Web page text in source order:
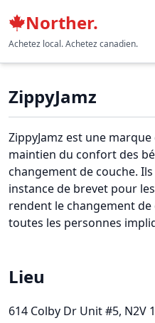
Norther.
Achetez local. Achetez canadien.
ZippyJamz
ZippyJamz est une
maintien du confort des
changement de couche.
instance de brevet pour
rendent le changement
toutes les personnes
Lieu
614 Colby Dr Unit #5, N2V